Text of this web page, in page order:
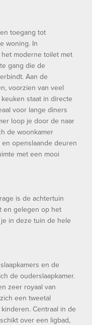
toegang tot
woning. In
moderne toilet met
gang die de
Aan de
voorzien van veel
staat in directe
voor lange diners
loop je door de naar
de woonkamer
openslaande deuren
met een mooi
is de achtertuin
en gelegen op het
in deze tuin de hele
en de
de ouderslaapkamer.
zeer royaal van
een tweetal
Centraal in de
over een ligbad,